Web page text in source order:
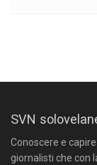
SVN
Conoscere e
giornalisti che con